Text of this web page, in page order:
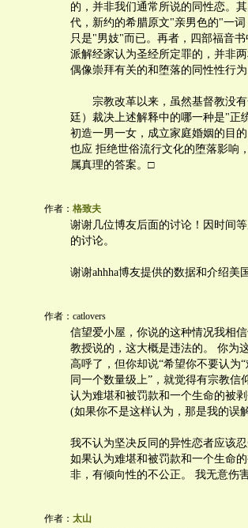
的，并非我们通常所说的同性恋。
代，新约的希腊原文"亲男色的"一
只是"男妓"而已。再者，四部福音
派解经家认为圣经所定罪的，并非
偶像崇拜有关的和堕落的同性性行为
宗教改革以来，虽然基督教没有
廷）裁决上述解释中的哪一种是"正
初造一男一女，成立家庭婚姻的目
也应 拒绝世俗流行文化的堕落影响
属真理的答案。□
作者： 格致夫
谢谢几位博友后面的讨论！因时间
的讨论。
谢谢ahhha博友提供的数据和介绍美
作者：catlovers
信望爱小屋，你说的这种情况我相
教授说的，这大概是违法的。 你为
高呼了，但你却说“希望你不要认为
同一个数量级上”，就觉得有宗教
认为难堪和被罚款和一个生命的被
(如果你不是这样认为，那是我的误
我不认为坚决反同的异性恋者应该
如果认为难堪和被罚款和一个生命
非，有倾向性的不公正。 我无意伤
作者： 太山